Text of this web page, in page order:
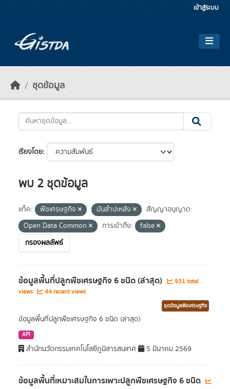
เข้าสู่ระบบ
ชุดข้อมูล
เรียงโดย
พบ 2 ชุดข้อมูล
แท็ค: พืชเศรษฐกิจ มันสำปะหลัง
สัญญาอนุญาต:
Open Data Common
การเข้าถึง:
false
กรองผลลัพธ์
ข้อมูลพื้นที่ปลูกพืชเศรษฐกิจ 6 ชนิด (ล่าสุด)
931 total
views
44 recent views
ชุดข้อมูลพืชเศรษฐกิจ
ข้อมูลพื้นที่ปลูกพืชเศรษฐกิจ 6 ชนิด (ล่าสุด)
API
สำนักนวัตกรรมเทคโนโลยีภูมิสารสนเทศ 5 มีนาคม 2569
ข้อมูลพื้นที่เหมาะสมในการเพาะปลูกพืชเศรษฐกิจ 6 ชนิด